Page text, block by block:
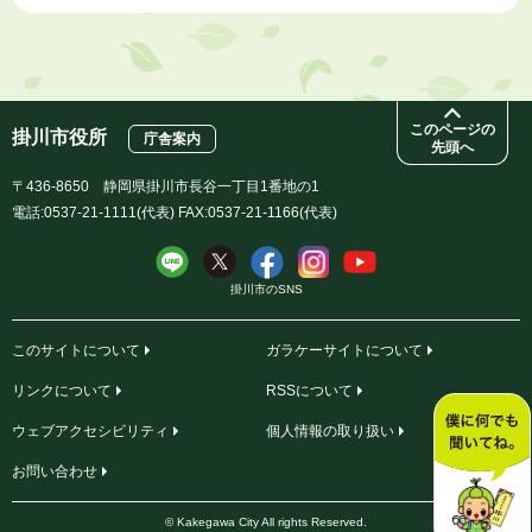
このページの
先頭へ
掛川市役所 庁舎案内
〒436-8650 静岡県掛川市長谷一丁目1番地の1
電話:0537-21-1111(代表) FAX:0537-21-1166(代表)
掛川市のSNS
このサイトについて ガラケーサイトについて
リンクについて RSSについて
ウェブアクセシビリティ 個人情報の取り扱い
お問い合わせ
© Kakegawa City All rights Reserved.